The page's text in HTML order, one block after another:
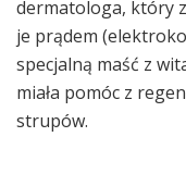
dermatologa, który
je prądem
specjalną maść z
miała pomóc z
strupów.